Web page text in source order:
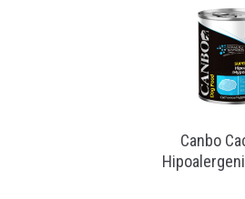
Canbo